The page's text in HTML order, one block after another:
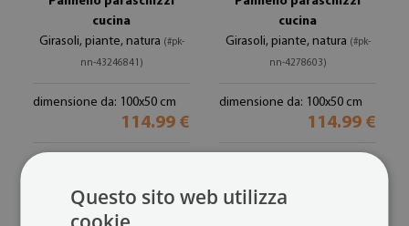
cucina
Girasoli, piante, natura (#pk-
nn-43246841)
dimensione da: 100x50 cm
114.99 €
cucina
Girasoli, piante, natura (#pk-
nn-4278603)
dimensione da: 100x50 cm
114.99 €
Questo sito web utilizza